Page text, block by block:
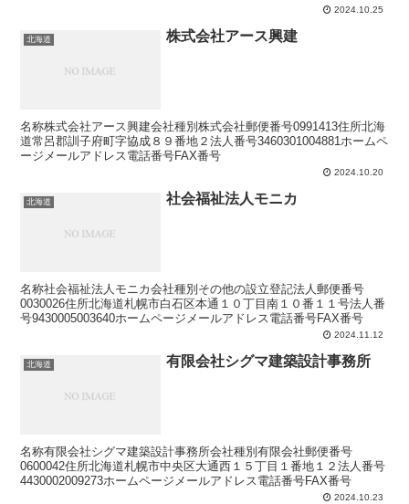
2024.10.25
北海道 株式会社アース興建
名称株式会社アース興建会社種別株式会社郵便番号0991413住所北海
道常呂郡訓子府町字協成８９番地２法人番号3460301004881ホームペ
ージメールアドレス電話番号FAX番号
2024.10.20
北海道 社会福祉法人モニカ
名称社会福祉法人モニカ会社種別その他の設立登記法人郵便番号
0030026住所北海道札幌市白石区本通１０丁目南１０番１１号法人番
号9430005003640ホームページメールアドレス電話番号FAX番号
2024.11.12
北海道 有限会社シグマ建築設計事務所
名称有限会社シグマ建築設計事務所会社種別有限会社郵便番号
0600042住所北海道札幌市中央区大通西１５丁目１番地１２法人番号
4430002009273ホームページメールアドレス電話番号FAX番号
2024.10.23